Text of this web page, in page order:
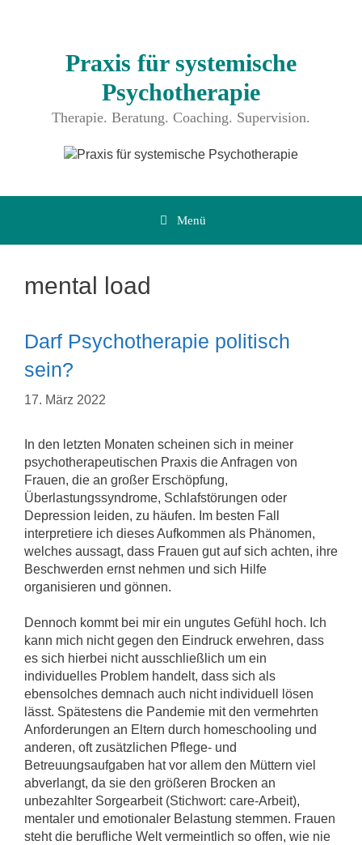
Praxis für systemische
Psychotherapie
Therapie. Beratung. Coaching. Supervision.
Menü
mental load
Darf Psychotherapie politisch
sein?
17. März 2022
In den letzten Monaten scheinen sich in meiner
psychotherapeutischen Praxis die Anfragen von
Frauen, die an großer Erschöpfung,
Überlastungssyndrome, Schlafstörungen oder
Depression leiden, zu häufen. Im besten Fall
interpretiere ich dieses Aufkommen als Phänomen,
welches aussagt, dass Frauen gut auf sich achten, ihre
Beschwerden ernst nehmen und sich Hilfe
organisieren und gönnen.
Dennoch kommt bei mir ein ungutes Gefühl hoch. Ich
kann mich nicht gegen den Eindruck erwehren, dass
es sich hierbei nicht ausschließlich um ein
individuelles Problem handelt, dass sich als
ebensolches demnach auch nicht individuell lösen
lässt. Spätestens die Pandemie mit den vermehrten
Anforderungen an Eltern durch homeschooling und
anderen, oft zusätzlichen Pflege- und
Betreuungsaufgaben hat vor allem den Müttern viel
abverlangt, da sie den größeren Brocken an
unbezahlter Sorgearbeit (Stichwort: care-Arbeit),
mentaler und emotionaler Belastung stemmen. Frauen
steht die berufliche Welt vermeintlich so offen, wie nie